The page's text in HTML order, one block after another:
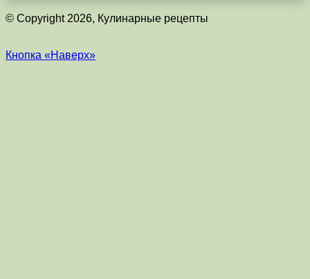
© Copyright 2026, Кулинарные рецепты
Кнопка «Наверх»